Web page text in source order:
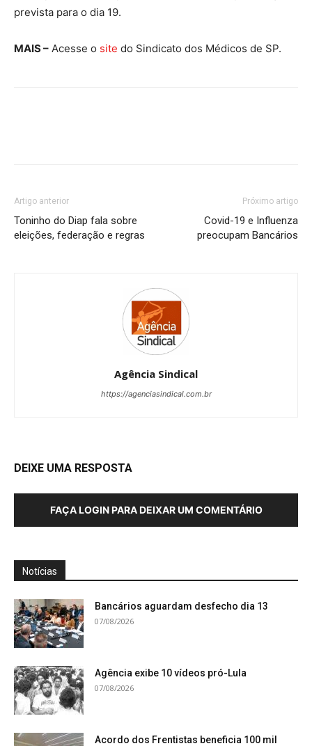
prevista para o dia 19.
MAIS – Acesse o site do Sindicato dos Médicos de SP.
Artigo anterior
Toninho do Diap fala sobre
eleições, federação e regras
Próximo artigo
Covid-19 e Influenza
preocupam Bancários
Agência Sindical
https://agenciasindical.com.br
DEIXE UMA RESPOSTA
FAÇA LOGIN PARA DEIXAR UM COMENTÁRIO
Notícias
Bancários aguardam desfecho dia 13
07/08/2026
Agência exibe 10 vídeos pró-Lula
07/08/2026
Acordo dos Frentistas beneficia 100 mil